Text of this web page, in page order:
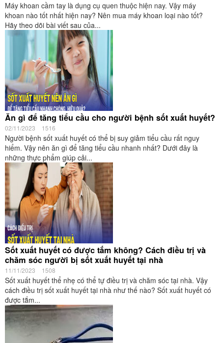
Máy khoan cầm tay là dụng cụ quen thuộc hiện nay. Vậy máy
khoan nào tốt nhất hiện nay? Nên mua máy khoan loại nào tốt?
Hãy theo dõi bài viết sau của...
Ăn gì để tăng tiểu cầu cho người bệnh sốt xuất huyết?
02/11/2023 1516
Người bệnh sốt xuất huyết có thể bị suy giảm tiểu cầu rất nguy
hiểm. Vậy nên ăn gì để tăng tiểu cầu nhanh nhất? Dưới đây là
những thực phẩm giúp cải...
Sốt xuất huyết có được tắm không? Cách điều trị và
chăm sóc người bị sốt xuất huyết tại nhà
11/11/2023 1508
Sốt xuất huyết thể nhẹ có thể tự điều trị và chăm sóc tại nhà. Vậy
cách điều trị sốt xuất huyết tại nhà như thế nào? Sốt xuất huyết có
được tắm...